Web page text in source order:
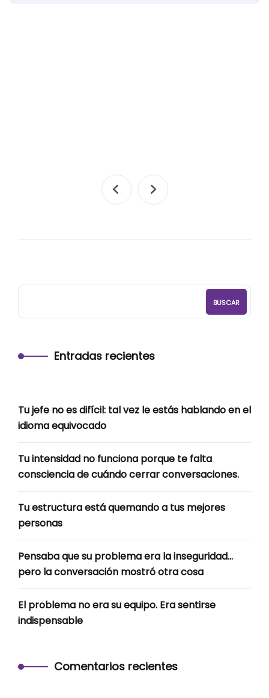
BUSCAR
Entradas recientes
Tu jefe no es difícil: tal vez le estás hablando en el
idioma equivocado
Tu intensidad no funciona porque te falta
consciencia de cuándo cerrar conversaciones.
Tu estructura está quemando a tus mejores
personas
Pensaba que su problema era la inseguridad…
pero la conversación mostró otra cosa
El problema no era su equipo. Era sentirse
indispensable
Comentarios recientes